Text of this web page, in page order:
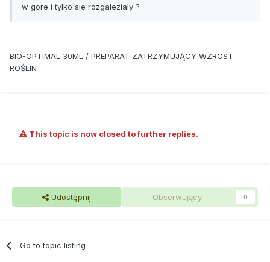
w gore i tylko sie rozgalezialy ?
BIO-OPTIMAL 30ML / PREPARAT ZATRZYMUJĄCY WZROST
ROŚLIN
This topic is now closed to further replies.
Udostępnij Obserwujący 0
Go to topic listing